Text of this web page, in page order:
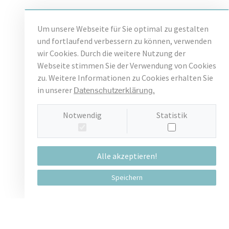
Um unsere Webseite für Sie optimal zu gestalten
und fortlaufend verbessern zu können, verwenden
wir Cookies. Durch die weitere Nutzung der
Webseite stimmen Sie der Verwendung von Cookies
zu. Weitere Informationen zu Cookies erhalten Sie
in unserer Datenschutzerklärung.
Notwendig Statistik
Alle akzeptieren!
Speichern